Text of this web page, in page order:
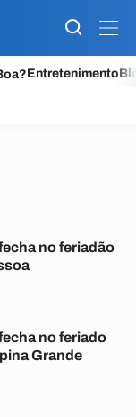
Entretenimento
no feriadão
no feriado
Grande